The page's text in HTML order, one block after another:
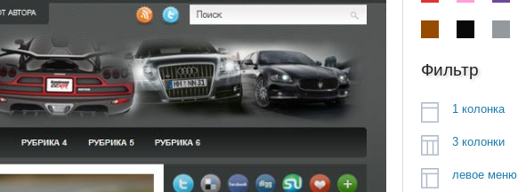
Фильтр
1 колонка
3 колонки
левое меню